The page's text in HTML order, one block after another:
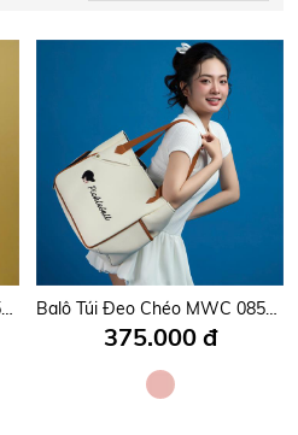
Balô Túi Đeo Chéo MWC 0853 - Túi Xách Du Lịch, Đeo Vai Sport Thời Trang Nam, Nữ Cho Phong Cách Năng Động, Thời Thượng. Balô Túi Đeo Chéo MWC 0852 - Túi Xách Tay, Đeo Vai Tote Bag Hiện Đại Đựng Lagtop, Mỹ Phẩm Siêu Tiện Dụng, Thời Trang.
375.000 đ